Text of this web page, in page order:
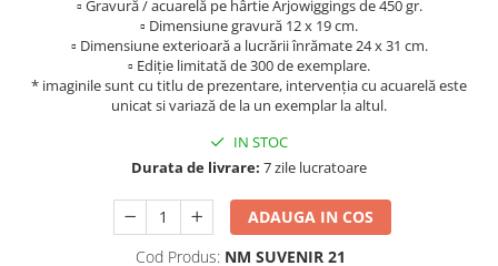
▫ Gravură / acuarelă pe hârtie Arjowiggings de 450 gr.
▫ Dimensiune gravură 12 x 19 cm.
▫ Dimensiune exterioară a lucrării înrămate 24 x 31 cm.
▫ Ediție limitată de 300 de exemplare.
* imaginile sunt cu titlu de prezentare, intervenția cu acuarelă este
unicat si variază de la un exemplar la altul.
IN STOC
Durata de livrare: 7 zile lucratoare
ADAUGA IN COS
Cod Produs: NM SUVENIR 21